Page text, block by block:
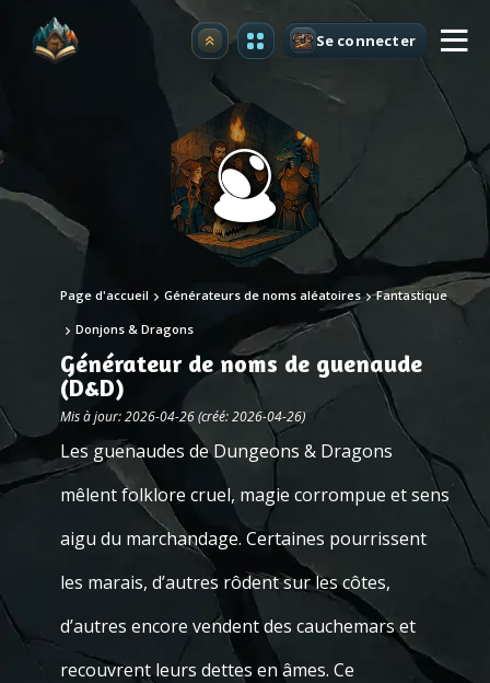
Premium Se connecter
Page d'accueil Générateurs de noms aléatoires Fantastique
Donjons & Dragons
Générateur de noms de guenaude
(D&D)
Mis à jour: 2026-04-26 (créé: 2026-04-26)
Les guenaudes de Dungeons & Dragons
mêlent folklore cruel, magie corrompue et sens
aigu du marchandage. Certaines pourrissent
les marais, d’autres rôdent sur les côtes,
d’autres encore vendent des cauchemars et
recouvrent leurs dettes en âmes. Ce